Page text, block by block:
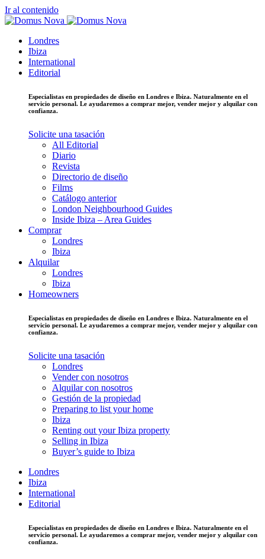
Ir al contenido
Londres
Ibiza
International
Editorial
Especialistas en propiedades de diseño en Londres e Ibiza. Naturalmente en el
servicio personal. Le ayudaremos a comprar mejor, vender mejor y alquilar con
confianza.
Solicite una tasación
All Editorial
Diario
Revista
Directorio de diseño
Films
Catálogo anterior
London Neighbourhood Guides
Inside Ibiza – Area Guides
Comprar
Londres
Ibiza
Alquilar
Londres
Ibiza
Homeowners
Especialistas en propiedades de diseño en Londres e Ibiza. Naturalmente en el
servicio personal. Le ayudaremos a comprar mejor, vender mejor y alquilar con
confianza.
Solicite una tasación
Londres
Vender con nosotros
Alquilar con nosotros
Gestión de la propiedad
Preparing to list your home
Ibiza
Renting out your Ibiza property
Selling in Ibiza
Buyer’s guide to Ibiza
Londres
Ibiza
International
Editorial
Especialistas en propiedades de diseño en Londres e Ibiza. Naturalmente en el
servicio personal. Le ayudaremos a comprar mejor, vender mejor y alquilar con
confianza.